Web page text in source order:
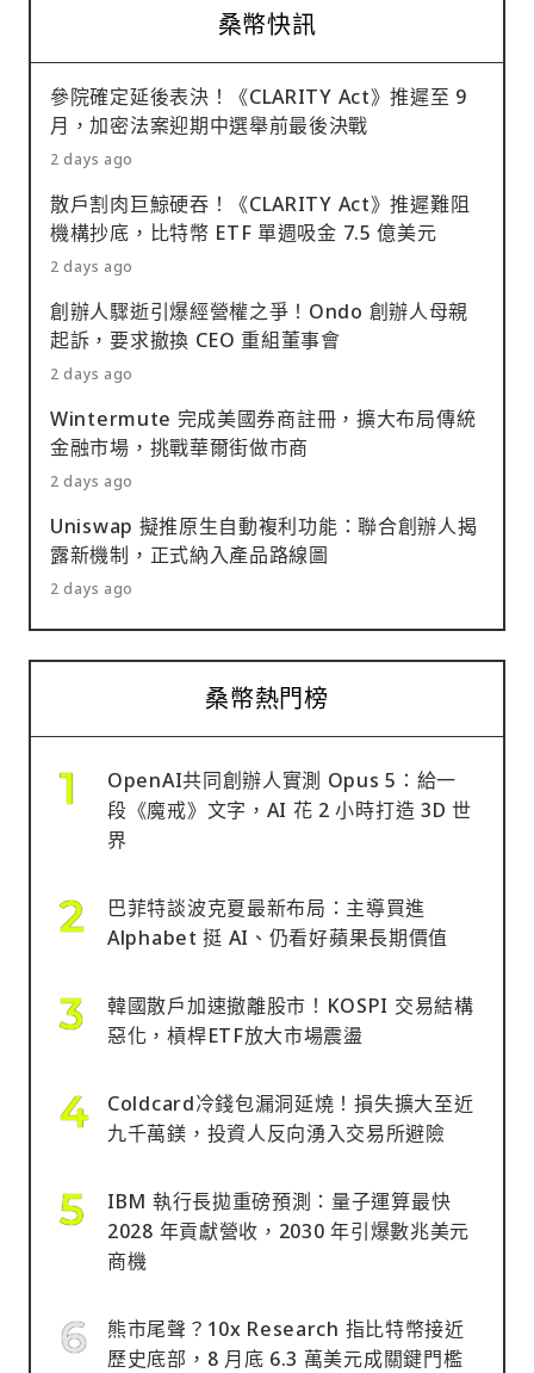
桑幣快訊
參院確定延後表決！《CLARITY Act》推遲至 9
月，加密法案迎期中選舉前最後決戰
2 days ago
散戶割肉巨鯨硬吞！《CLARITY Act》推遲難阻
機構抄底，比特幣 ETF 單週吸金 7.5 億美元
2 days ago
創辦人驟逝引爆經營權之爭！Ondo 創辦人母親
起訴，要求撤換 CEO 重組董事會
2 days ago
Wintermute 完成美國券商註冊，擴大布局傳統
金融市場，挑戰華爾街做市商
2 days ago
Uniswap 擬推原生自動複利功能：聯合創辦人揭
露新機制，正式納入產品路線圖
2 days ago
桑幣熱門榜
OpenAI共同創辦人實測 Opus 5：給一
段《魔戒》文字，AI 花 2 小時打造 3D 世
界
巴菲特談波克夏最新布局：主導買進
Alphabet 挺 AI、仍看好蘋果長期價值
韓國散戶加速撤離股市！KOSPI 交易結構
惡化，槓桿ETF放大市場震盪
Coldcard冷錢包漏洞延燒！損失擴大至近
九千萬鎂，投資人反向湧入交易所避險
IBM 執行長拋重磅預測：量子運算最快
2028 年貢獻營收，2030 年引爆數兆美元
商機
熊市尾聲？10x Research 指比特幣接近
歷史底部，8 月底 6.3 萬美元成關鍵門檻